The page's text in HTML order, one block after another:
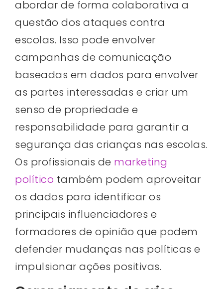
abordar de forma colaborativa a
questão dos ataques contra
escolas. Isso pode envolver
campanhas de comunicação
baseadas em dados para envolver
as partes interessadas e criar um
senso de propriedade e
responsabilidade para garantir a
segurança das crianças nas escolas.
Os profissionais de marketing
político também podem aproveitar
os dados para identificar os
principais influenciadores e
formadores de opinião que podem
defender mudanças nas políticas e
impulsionar ações positivas.